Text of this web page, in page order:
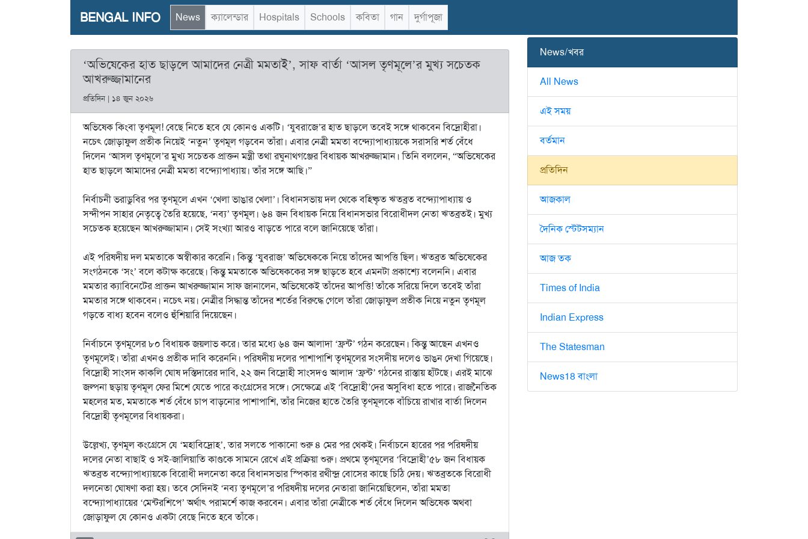
BENGAL INFO News ক্যালেন্ডার Hospitals Schools কবিতা গান দুর্গাপূজা
‘অভিষেকের হাত ছাড়লে আমাদের নেত্রী মমতাই’, সাফ বার্তা ‘আসল তৃণমূলে’র মুখ্য সচেতক
আখরুজ্জামানের
প্রতিদিন | ১৪ জুন ২০২৬
অভিষেক কিংবা তৃণমূল! বেছে নিতে হবে যে কোনও একটি। ‘যুবরাজে’র হাত ছাড়লে তবেই সঙ্গে থাকবেন বিদ্রোহীরা।
নচেৎ জোড়াফুল প্রতীক নিয়েই ‘নতুন’ তৃণমূল গড়বেন তাঁরা। এবার নেত্রী মমতা বন্দ্যোপাধ্যায়কে সরাসরি শর্ত বেঁধে
দিলেন ‘আসল তৃণমূলে’র মুখ্য সচেতক প্রাক্তন মন্ত্রী তথা রঘুনাথগঞ্জের বিধায়ক আখরুজ্জামান। তিনি বললেন, “অভিষেকের
হাত ছাড়লে আমাদের নেত্রী মমতা বন্দ্যোপাধ্যায়। তাঁর সঙ্গে আছি।”
নির্বাচনী ভরাডুবির পর তৃণমূলে এখন ‘খেলা ভাঙার খেলা’। বিধানসভায় দল থেকে বহিষ্কৃত ঋতব্রত বন্দ্যোপাধ্যায় ও
সন্দীপন সাহার নেতৃত্বে তৈরি হয়েছে, ‘নব্য’ তৃণমূল। ৬৪ জন বিধায়ক নিয়ে বিধানসভার বিরোধীদল নেতা ঋতব্রতই। মুখ্য
সচেতক হয়েছেন আখরুজ্জামান। সেই সংখ্যা আরও বাড়তে পারে বলে জানিয়েছে তাঁরা।
এই পরিষদীয় দল মমতাকে অস্বীকার করেনি। কিন্তু ‘যুবরাজ’ অভিষেককে নিয়ে তাঁদের আপত্তি ছিল। ঋতব্রত অভিষেকের
সংগঠনকে ‘সং’ বলে কটাক্ষ করেছে। কিন্তু মমতাকে অভিষেককের সঙ্গ ছাড়তে হবে এমনটা প্রকাশ্যে বলেননি। এবার
মমতার ক্যাবিনেটের প্রাক্তন আখরুজ্জামান সাফ জানালেন, অভিষেকেই তাঁদের আপত্তি! তাঁকে সরিয়ে দিলে তবেই তাঁরা
মমতার সঙ্গে থাকবেন। নচেৎ নয়। নেত্রীর সিদ্ধান্ত তাঁদের শর্তের বিরুদ্ধে গেলে তাঁরা জোড়াফুল প্রতীক নিয়ে নতুন তৃণমূল
গড়তে বাধ্য হবেন বলেও হুঁশিয়ারি দিয়েছেন।
নির্বাচনে তৃণমূলের ৮০ বিধায়ক জয়লাভ করে। তার মধ্যে ৬৪ জন আলাদা ‘ফ্রন্ট’ গঠন করেছেন। কিন্তু আছেন এখনও
তৃণমূলেই। তাঁরা এখনও প্রতীক দাবি করেননি। পরিষদীয় দলের পাশাপাশি তৃণমূলের সংসদীয় দলেও ভাঙন দেখা গিয়েছে।
বিদ্রোহী সাংসদ কাকলি ঘোষ দস্তিদারের দাবি, ২২ জন বিদ্রোহী সাংসদও আলাদ ‘ফ্রন্ট’ গঠনের রাস্তায় হাঁটছে। এরই মাঝে
জল্পনা ছড়ায় তৃণমূল ফের মিশে যেতে পারে কংগ্রেসের সঙ্গে। সেক্ষেত্রে এই ‘বিদ্রোহী’দের অসুবিধা হতে পারে। রাজনৈতিক
মহলের মত, মমতাকে শর্ত বেঁধে চাপ বাড়নোর পাশাপাশি, তাঁর নিজের হাতে তৈরি তৃণমূলকে বাঁচিয়ে রাখার বার্তা দিলেন
বিদ্রোহী তৃণমূলের বিধায়করা।
উল্লেখ্য, তৃণমূল কংগ্রেসে যে ‘মহাবিদ্রোহ’, তার সলতে পাকানো শুরু ৪ মের পর থেকই। নির্বাচনে হারের পর পরিষদীয়
দলের নেতা বাছাই ও সই-জালিয়াতি কাণ্ডকে সামনে রেখে এই প্রক্রিয়া শুরু। প্রথমে তৃণমূলের ‘বিদ্রোহী’৫৮ জন বিধায়ক
ঋতব্রত বন্দ্যোপাধ্যায়কে বিরোধী দলনেতা করে বিধানসভার স্পিকার রথীন্দ্র বোসের কাছে চিঠি দেয়। ঋতব্রতকে বিরোধী
দলনেতা ঘোষণা করা হয়। তবে সেদিনই ‘নব্য তৃণমূলে’র পরিষদীয় দলের নেতারা জানিয়েছিলেন, তাঁরা মমতা
বন্দ্যোপাধ্যায়ের ‘মেন্টরশিপে’ অর্থাৎ পরামর্শে কাজ করবেন। এবার তাঁরা নেত্রীকে শর্ত বেঁধে দিলেন অভিষেক অথবা
জোড়াফুল যে কোনও একটা বেছে নিতে হবে তাঁকে।
News/খবর
All News
এই সময়
বর্তমান
প্রতিদিন
আজকাল
দৈনিক স্টেটসম্যান
আজ তক
Times of India
Indian Express
The Statesman
News18 বাংলা